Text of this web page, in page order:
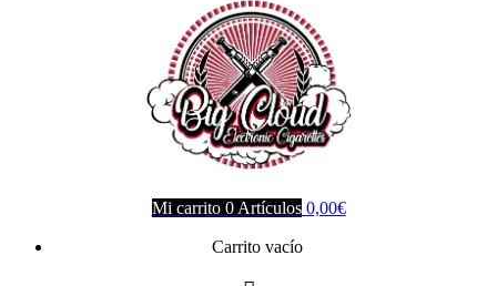
Mi carrito 0 Artículos 0,00€
Carrito vacío